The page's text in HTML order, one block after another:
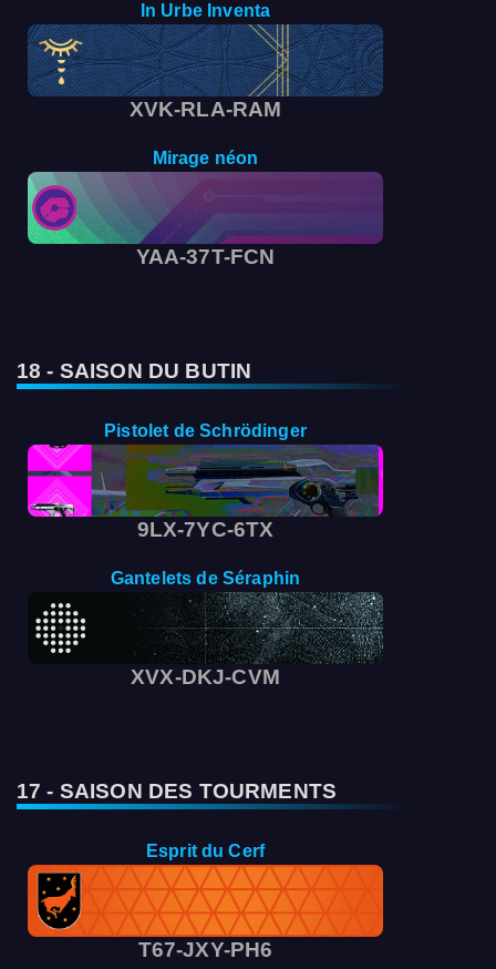
In Urbe Inventa
XVK-RLA-RAM
Mirage néon
YAA-37T-FCN
18 - SAISON DU BUTIN
Pistolet de Schrödinger
9LX-7YC-6TX
Gantelets de Séraphin
XVX-DKJ-CVM
17 - SAISON DES TOURMENTS
Esprit du Cerf
T67-JXY-PH6